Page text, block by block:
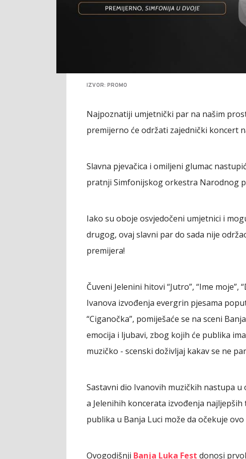
IZVOR: PROMO
Najpoznatiji umjetnički par na našim
premijerno će održati zajednički koncert
Slavna pjevačica i omiljeni glumac
pratnji Simfonijskog orkestra Narodnog
Iako su oboje osvjedočeni umjetnici i
drugog, ovaj slavni par do sada nije
premijera!
Čuveni Jelenini hitovi “Jutro”, “Ime moje”,
Ivanova izvođenja evergrin pjesama
“Ciganočka”, pomiješaće se na sceni
emocija i ljubavi, zbog kojih će publika
muzičko - scenski doživljaj kakav se ne
Sastavni dio Ivanovih muzičkih nastupa u
a Jelenihih koncerata izvođenja
publika u Banja Luci može da očekuje
Ovogodišnji Banja Luka Fest donosi